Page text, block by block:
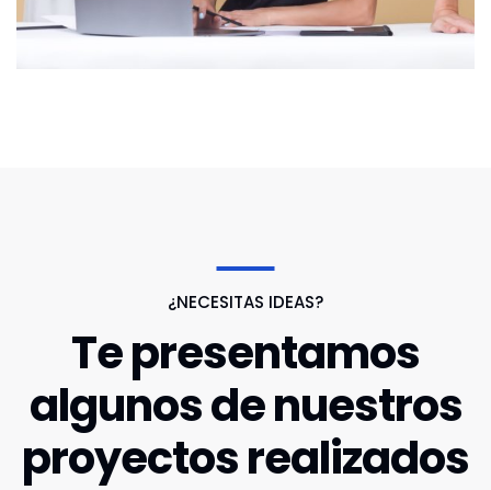
¿NECESITAS IDEAS?
Te presentamos
algunos de nuestros
proyectos realizados